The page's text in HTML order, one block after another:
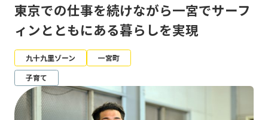
東京での仕事を続けながら一宮でサーフ
ィンとともにある暮らしを実現
九十九里ゾーン
一宮町
子育て